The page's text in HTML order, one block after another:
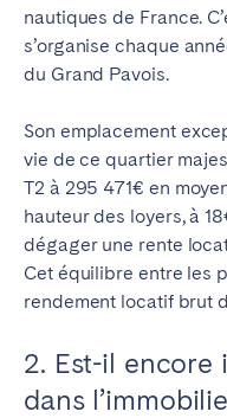
nautiques de France.
s’organise chaque
du Grand Pavois.
Son emplacement
vie de ce quartier
T2 à 295 471€ en
hauteur des loyers, à
dégager une rente
Cet équilibre entre les
rendement locatif brut
2. Est-il encore
dans